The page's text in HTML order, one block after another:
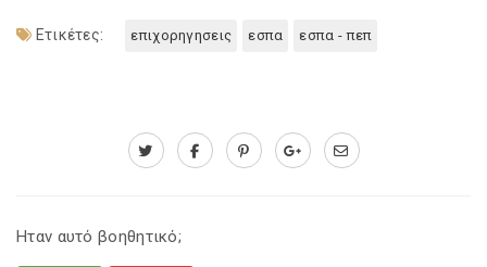
Ετικέτες: επιχορηγησεις εσπα εσπα - πεπ
Ηταν αυτό βοηθητικό;